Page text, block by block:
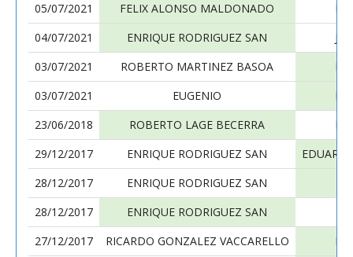
05/07/2021
FELIX ALONSO MALDONADO
04/07/2021
ENRIQUE RODRIGUEZ SAN
03/07/2021
ROBERTO MARTINEZ BASOA
03/07/2021
EUGENIO
23/06/2018
ROBERTO LAGE BECERRA
29/12/2017
ENRIQUE RODRIGUEZ SAN
28/12/2017
ENRIQUE RODRIGUEZ SAN
28/12/2017
ENRIQUE RODRIGUEZ SAN
27/12/2017
RICARDO GONZALEZ VACCARELLO